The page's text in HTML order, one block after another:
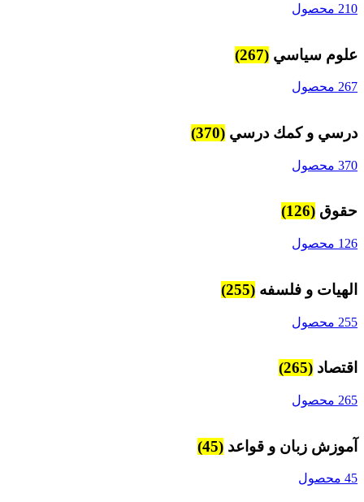
210 محصول
علوم سياسي (267)
267 محصول
درسي و كمك درسي (370)
370 محصول
حقوق (126)
126 محصول
الهیات و فلسفه (255)
255 محصول
اقتصاد (265)
265 محصول
آموزش زبان و قواعد (45)
45 محصول